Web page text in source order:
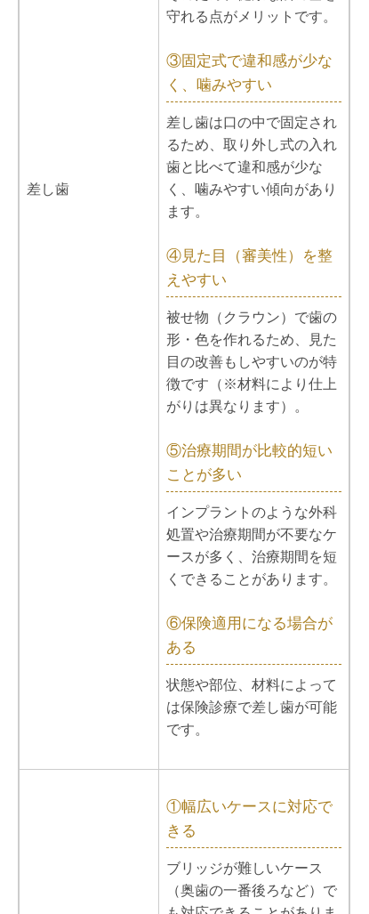
差し歯
守れる点がメリットです。
③固定式で違和感が少な
く、噛みやすい
差し歯は口の中で固定され
るため、取り外し式の入れ
歯と比べて違和感が少な
く、噛みやすい傾向があり
ます。
④見た目（審美性）を整
えやすい
被せ物（クラウン）で歯の
形・色を作れるため、見た
目の改善もしやすいのが特
徴です（※材料により仕上
がりは異なります）。
⑤治療期間が比較的短い
ことが多い
インプラントのような外科
処置や治療期間が不要なケ
ースが多く、治療期間を短
くできることがあります。
⑥保険適用になる場合が
ある
状態や部位、材料によって
は保険診療で差し歯が可能
です。
①幅広いケースに対応で
きる
ブリッジが難しいケース
（奥歯の一番後ろなど）で